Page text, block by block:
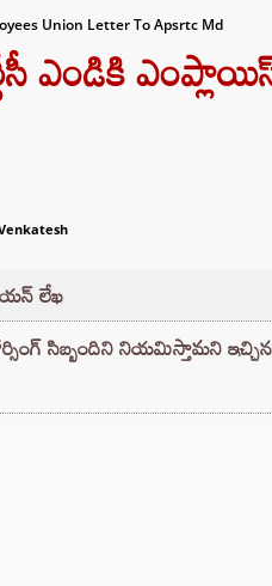
Union Letter To Apsrtc Md
ఎండికి
లేఖ
సిబ్బందిని నియమిస్తామని